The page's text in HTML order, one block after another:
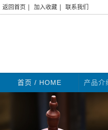
返回首页 加入收藏 联系我们
首页 / HOME 产品